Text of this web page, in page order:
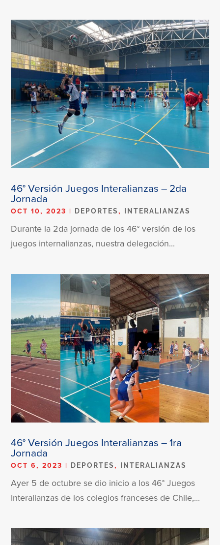
46° Versión Juegos Interalianzas – 2da
Jornada
OCT 10, 2023 | DEPORTES, INTERALIANZAS
Durante la 2da jornada de los 46° versión de los
juegos internalianzas, nuestra delegación...
46° Versión Juegos Interalianzas – 1ra
Jornada
OCT 6, 2023 | DEPORTES, INTERALIANZAS
Ayer 5 de octubre se dio inicio a los 46° Juegos
Interalianzas de los colegios franceses de Chile,...